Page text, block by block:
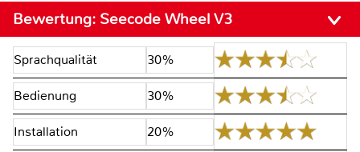
Bewertung: Seecode Wheel V3
Sprachqualität 30%
Bedienung 30%
Installation 20%